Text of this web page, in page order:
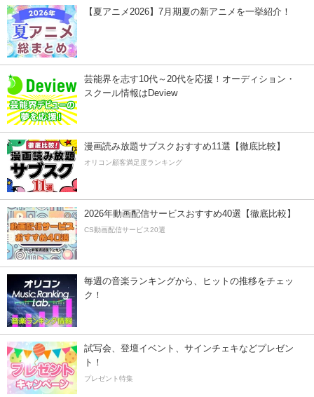
【夏アニメ2026】7月期夏の新アニメを一挙紹介！
芸能界を志す10代～20代を応援！オーディション・
スクール情報はDeview
漫画読み放題サブスクおすすめ11選【徹底比較】
オリコン顧客満足度ランキング
2026年動画配信サービスおすすめ40選【徹底比較】
CS動画配信サービス20選
毎週の音楽ランキングから、ヒットの推移をチェッ
ク！
試写会、登壇イベント、サインチェキなどプレゼン
ト！
プレゼント特集